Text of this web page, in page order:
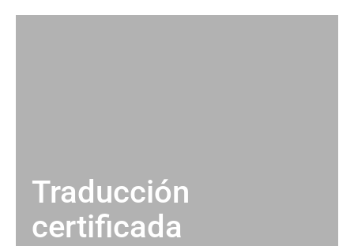
Traducción
certificada